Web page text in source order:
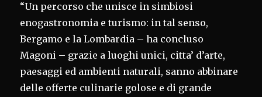
“Un percorso che unisce in simbiosi
enogastronomia e turismo: in tal senso,
Bergamo e la Lombardia – ha concluso
Magoni – grazie a luoghi unici, citta’ d’arte,
paesaggi ed ambienti naturali, sanno abbinare
delle offerte culinarie golose e di grande